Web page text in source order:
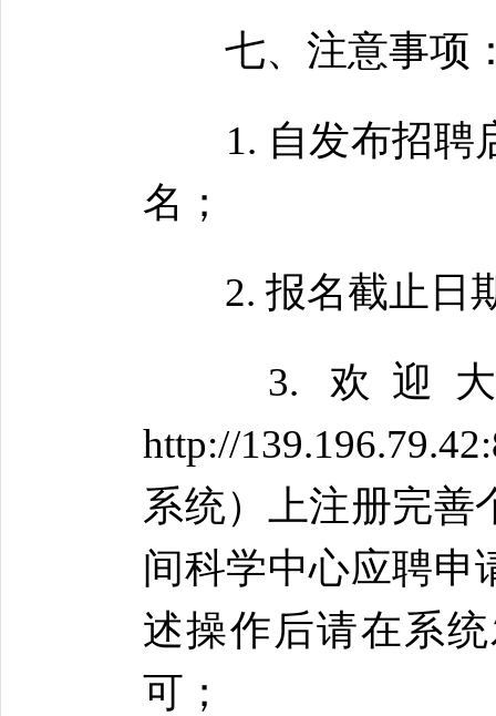
七、注意事项
1. 自发布招聘启
名；
2. 报名截止日期
3. 欢迎大
http://
系统）上注册完善
间科学中心应聘申
述操作后请在系
可；